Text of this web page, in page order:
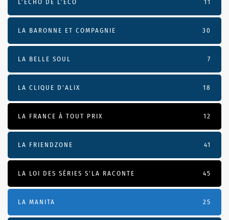
L’ÉCHO DE L’ÉCO 11
LA BARONNE ET COMPAGNIE 30
LA BELLE SOUL 7
LA CLIQUE D'ALIX 18
LA FRANCE À TOUT PRIX 12
LA FRIENDZONE 41
LA LOI DES SÉRIES S'LA RACONTE 45
LA MANITA 25